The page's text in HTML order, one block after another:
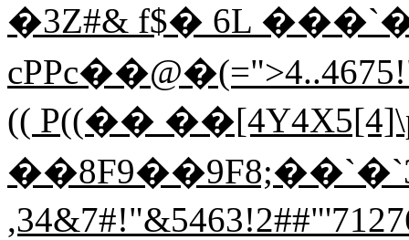
�3Z#& f$� 6L ���`�
(( P((��